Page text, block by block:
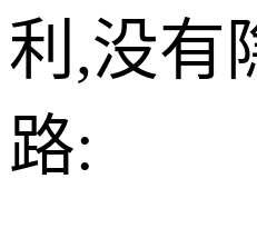
利,没有
路: